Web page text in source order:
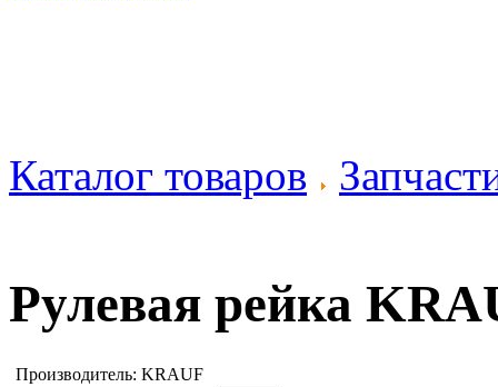
Каталог товаров
Рулевая рейка
Производитель: KRAUF